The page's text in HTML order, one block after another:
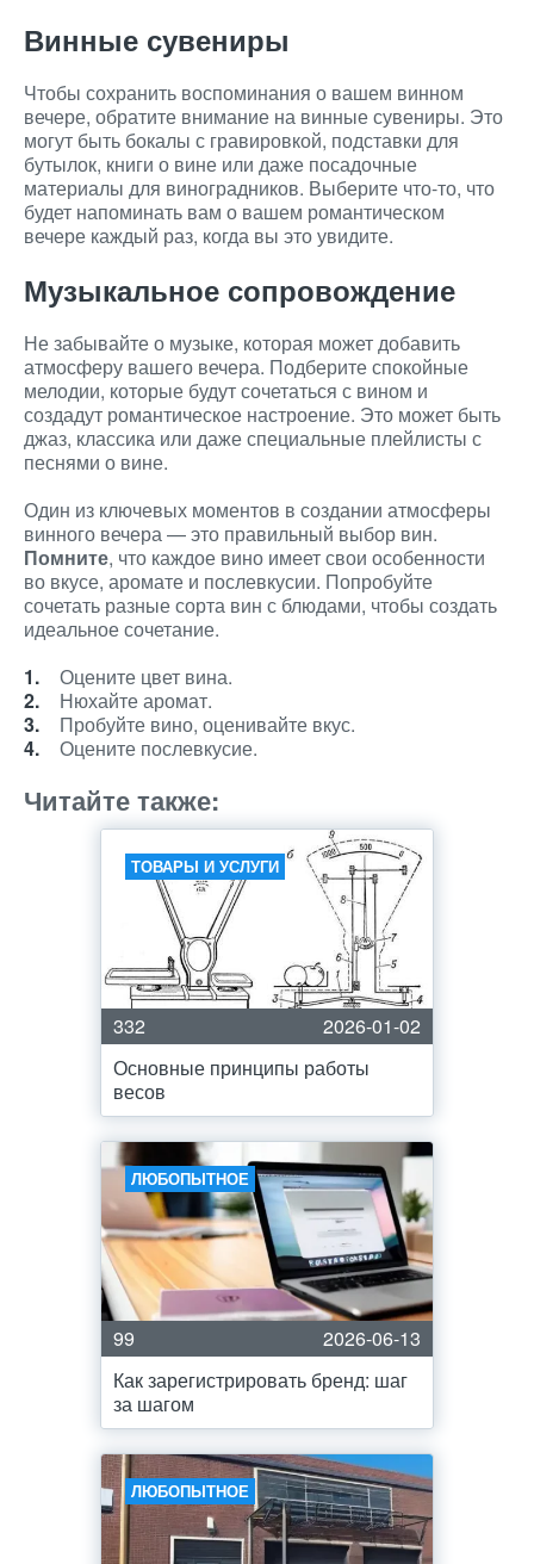
Винные сувениры
Чтобы сохранить воспоминания о вашем винном
вечере, обратите внимание на винные сувениры. Это
могут быть бокалы с гравировкой, подставки для
бутылок, книги о вине или даже посадочные
материалы для виноградников. Выберите что-то, что
будет напоминать вам о вашем романтическом
вечере каждый раз, когда вы это увидите.
Музыкальное сопровождение
Не забывайте о музыке, которая может добавить
атмосферу вашего вечера. Подберите спокойные
мелодии, которые будут сочетаться с вином и
создадут романтическое настроение. Это может быть
джаз, классика или даже специальные плейлисты с
песнями о вине.
Один из ключевых моментов в создании атмосферы
винного вечера — это правильный выбор вин.
Помните, что каждое вино имеет свои особенности
во вкусе, аромате и послевкусии. Попробуйте
сочетать разные сорта вин с блюдами, чтобы создать
идеальное сочетание.
Оцените цвет вина.
Нюхайте аромат.
Пробуйте вино, оценивайте вкус.
Оцените послевкусие.
Читайте также:
ТОВАРЫ И УСЛУГИ
332
2026-01-02
Основные принципы работы
весов
ЛЮБОПЫТНОЕ
99
2026-06-13
Как зарегистрировать бренд: шаг
за шагом
ЛЮБОПЫТНОЕ